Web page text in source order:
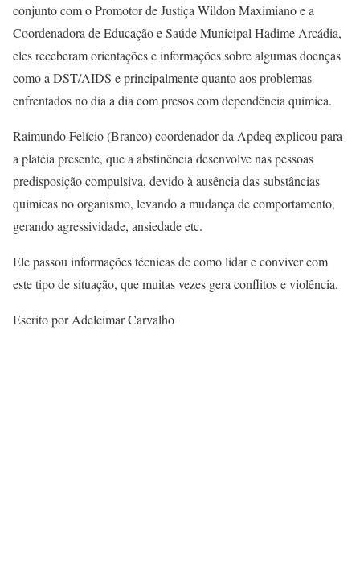
conjunto com o Promotor de Justiça Wildon Maximiano e a
Coordenadora de Educação e Saúde Municipal Hadime Arcádia,
eles receberam orientações e informações sobre algumas doenças
como a DST/AIDS e principalmente quanto aos problemas
enfrentados no dia a dia com presos com dependência química.
Raimundo Felício (Branco) coordenador da Apdeq explicou para
a platéia presente, que a abstinência desenvolve nas pessoas
predisposição compulsiva, devido à ausência das substâncias
químicas no organismo, levando a mudança de comportamento,
gerando agressividade, ansiedade etc.
Ele passou informações técnicas de como lidar e conviver com
este tipo de situação, que muitas vezes gera conflitos e violência.
Escrito por Adelcimar Carvalho